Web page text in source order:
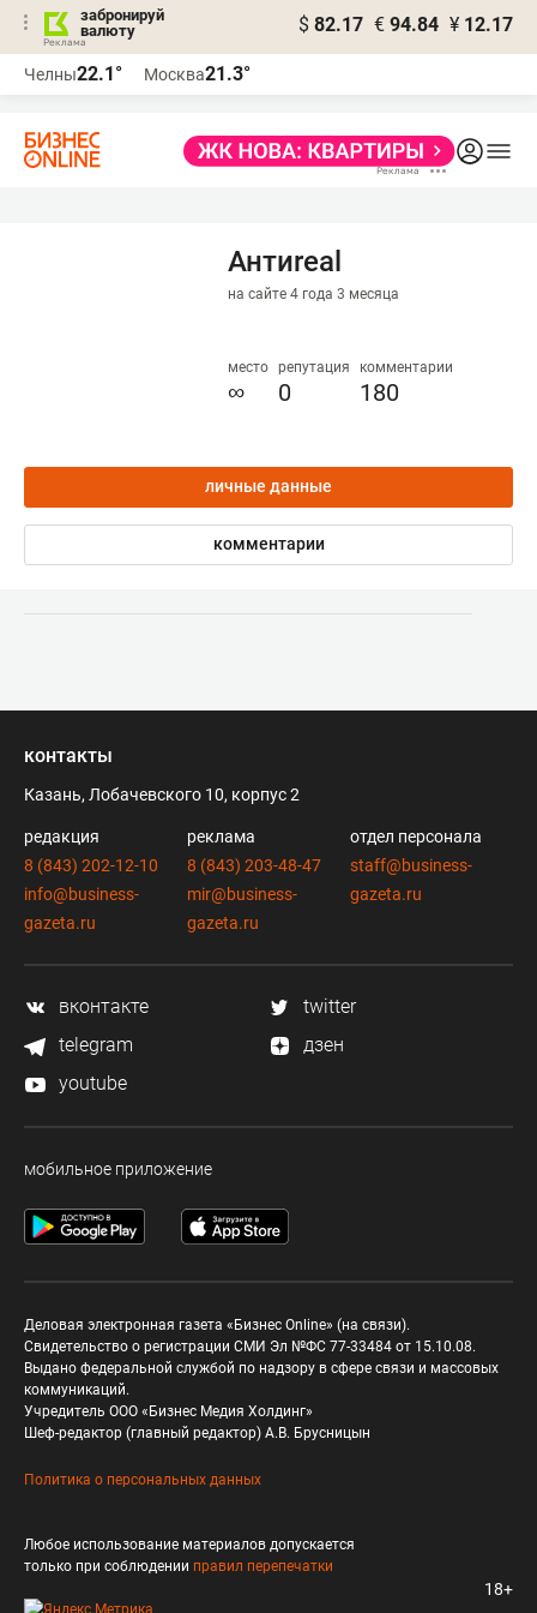
забронируй
валюту
$ 82.17 € 94.84 ¥ 12.17
Челны22.1° Москва21.3°
Антиreal
на сайте 4 года 3 месяца
место
∞
репутация
0
комментарии
180
личные данные
комментарии
контакты
Казань, Лобачевского 10, корпус 2
редакция
8 (843) 202-12-10
info@business-
gazeta.ru
реклама
8 (843) 203-48-47
mir@business-
gazeta.ru
отдел персонала
staff@business-
gazeta.ru
вконтакте
twitter
telegram
дзен
youtube
мобильное приложение
Деловая электронная газета «Бизнес Online» (на связи).
Свидетельство о регистрации СМИ Эл №ФС 77-33484 от 15.10.08.
Выдано федеральной службой по надзору в сфере связи и массовых
коммуникаций.
Учредитель ООО «Бизнес Медия Холдинг»
Шеф-редактор (главный редактор) А.В. Брусницын
Политика о персональных данных
Любое использование материалов допускается
только при соблюдении правил перепечатки
18+